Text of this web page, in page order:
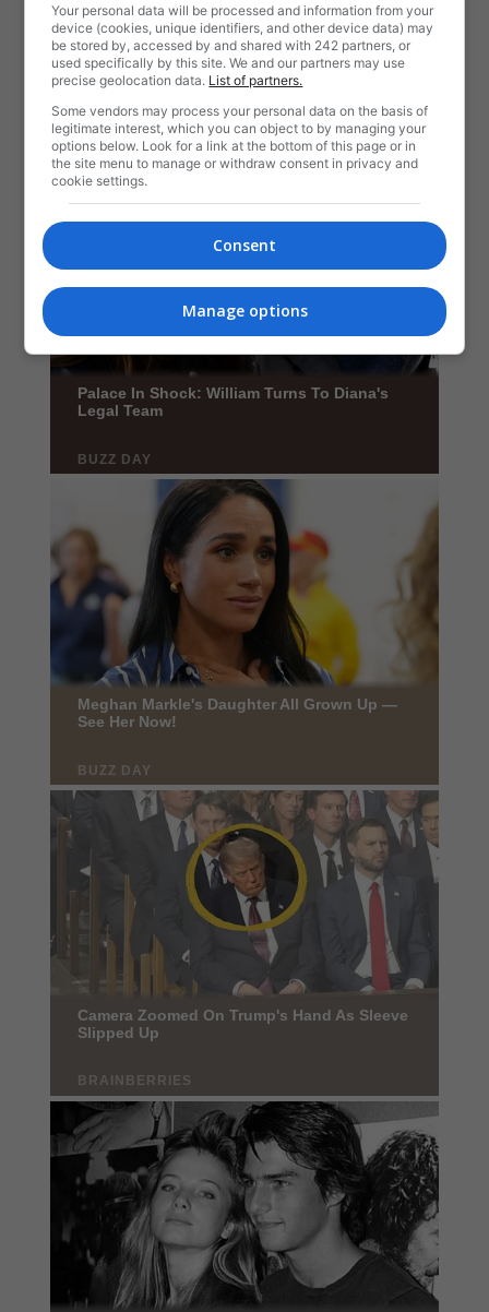
Your personal data will be processed and information from your
device (cookies, unique identifiers, and other device data) may
be stored by, accessed by and shared with 242 partners, or
used specifically by this site. We and our partners may use
precise geolocation data. List of partners.
Some vendors may process your personal data on the basis of
legitimate interest, which you can object to by managing your
options below. Look for a link at the bottom of this page or in
the site menu to manage or withdraw consent in privacy and
cookie settings.
Consent
Manage options